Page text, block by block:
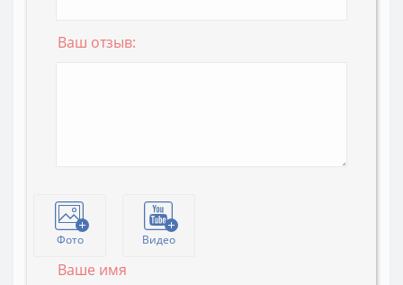
Ваш отзыв:
Фото Видео
Ваше имя